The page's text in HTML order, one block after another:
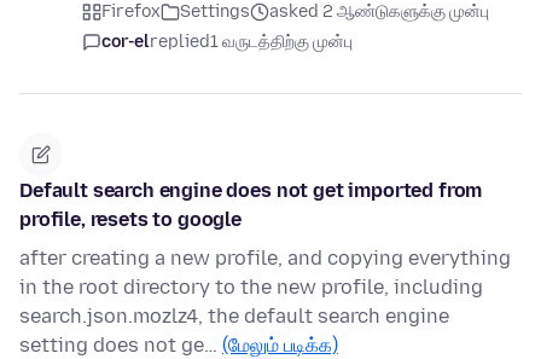
Firefox Settings
asked 2 ஆண்டுகளுக்கு முன்பு
cor-elreplied1 வருடத்திற்கு முன்பு
Default search engine does not get imported from
profile, resets to google
after creating a new profile, and copying everything
in the root directory to the new profile, including
search.json.mozlz4, the default search engine
setting does not ge… (மேலும் படிக்க)